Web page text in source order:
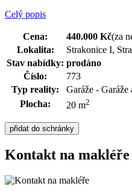
Celý popis
Cena: 440.000 Kč(za
Lokalita:
Strakonice I,
Stav nabídky: prodáno
Číslo:
773
Typ reality:
Garáže -
Plocha:
20 m2
Kontakt na makléře